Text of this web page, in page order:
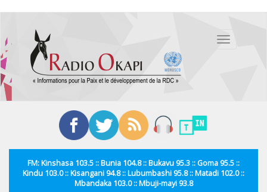
contenu
principal
Toggle
FM: Kinshasa 103.5 :: Bunia 104.8 :: Bukavu 95.3 :: Goma 95.5 ::
Kindu 103.0 :: Kisangani 94.8 :: Lubumbashi 95.8 :: Matadi 102.0 ::
Mbandaka 103.0 :: Mbuji-mayi 93.8